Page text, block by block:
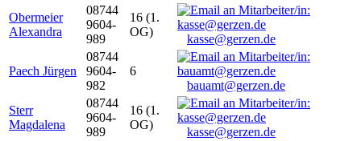
Obermeier
Alexandra
08744
9604-
989
16 (1.
OG)
kasse@gerzen.de
Paech Jürgen
08744
9604-
982
6
bauamt@gerzen.de
Sterr
Magdalena
08744
9604-
989
16 (1.
OG)
kasse@gerzen.de